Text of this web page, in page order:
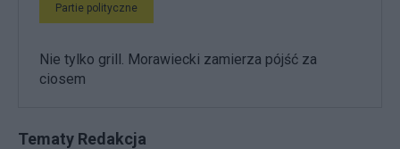
Partie polityczne
Nie tylko grill. Morawiecki zamierza pójść za
ciosem
Tematy Redakcja